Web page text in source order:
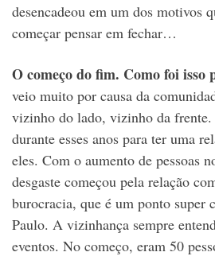
desencadeou em um dos motivos
começar pensar em fechar…
O começo do fim. Como foi isso
veio muito por causa da
vizinho do lado, vizinho da
durante esses anos para ter uma
eles. Com o aumento de pessoas
desgaste começou pela relação
burocracia, que é um ponto super
Paulo. A vizinhança sempre
eventos. No começo, eram 50